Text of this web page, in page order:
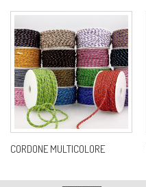
CORDONE MULTICOLORE